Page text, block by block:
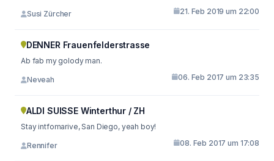
Susi Zürcher 21. Feb 2019 um 22:00
DENNER Frauenfelderstrasse
Ab fab my golody man.
Neveah 06. Feb 2017 um 23:35
ALDI SUISSE Winterthur / ZH
Stay intfomarive, San Diego, yeah boy!
Rennifer 08. Feb 2017 um 17:08